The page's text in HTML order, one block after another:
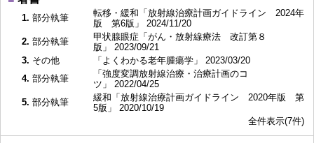
1. 部分執筆
転移・緩和「放射線治療計画ガイドライン 2024年
版 第6版」 2024/11/20
2. 部分執筆
甲状腺眼症「がん・放射線療法 改訂第８
版」 2023/09/21
3. その他
「よくわかる老年腫瘍学」 2023/03/20
4. 部分執筆
「強度変調放射線治療・治療計画のコ
ツ」 2022/04/25
5. 部分執筆
緩和「放射線治療計画ガイドライン 2020年版 第
5版」 2020/10/19
全件表示(7件)